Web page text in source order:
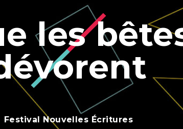
les
Festival Nouvelles Écritures